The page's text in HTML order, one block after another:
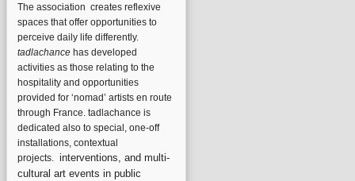
The association creates reflexive
spaces that offer opportunities to
perceive daily life differently.
tadlachance has developed
activities as those relating to the
hospitality and opportunities
provided for ‘nomad’ artists en route
through France. tadlachance is
dedicated also to special, one-off
installations, contextual
projects. interventions, and multi-
cultural art events in public